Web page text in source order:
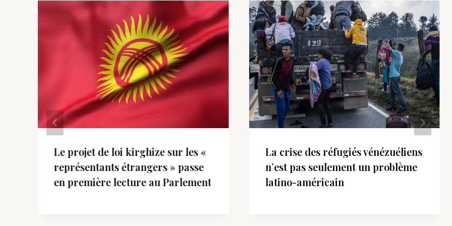
Le projet de loi kirghize sur les «
représentants étrangers » passe
en première lecture au Parlement
La crise des réfugiés vénézuéliens
n’est pas seulement un problème
latino-américain